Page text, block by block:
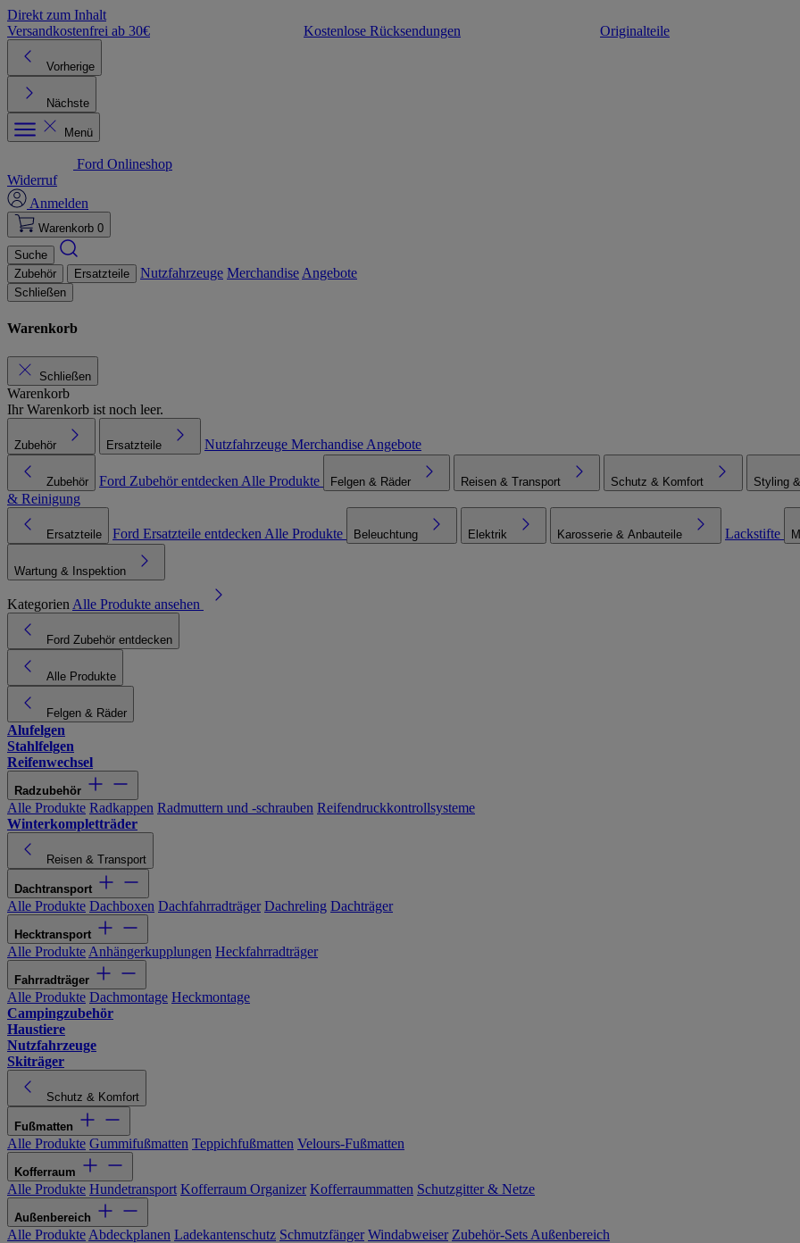
Direkt zum Inhalt
Versandkostenfrei ab 30€
Kostenlose Rücksendungen Originalteile
Vorherige
Nächste
Menü
Ford Onlineshop
Widerruf
Anmelden
Warenkorb 0
Suche
Zubehör
Ersatzteile Nutzfahrzeuge Merchandise Angebote
Schließen
Warenkorb
Schließen
Warenkorb
Ihr Warenkorb ist noch leer.
Zubehör Ersatzteile Nutzfahrzeuge Merchandise Angebote
Zubehör Ford Zubehör entdecken Alle Produkte Felgen & Räder Reisen & Transport Schutz & Komfort Styling
& Reinigung
Ersatzteile Ford Ersatzteile entdecken Alle Produkte Beleuchtung Elektrik Karosserie & Anbauteile Lackstifte
Wartung & Inspektion
Kategorien Alle Produkte ansehen
Ford Zubehör entdecken
Alle Produkte
Felgen & Räder
Alufelgen
Stahlfelgen
Reifenwechsel
Radzubehör
Alle Produkte Radkappen Radmuttern und -schrauben Reifendruckkontrollsysteme
Winterkompletträder
Reisen & Transport
Dachtransport
Alle Produkte Dachboxen Dachfahrradträger Dachreling Dachträger
Hecktransport
Alle Produkte Anhängerkupplungen Heckfahrradträger
Fahrradträger
Alle Produkte Dachmontage Heckmontage
Campingzubehör
Haustiere
Nutzfahrzeuge
Skiträger
Schutz & Komfort
Fußmatten
Alle Produkte Gummifußmatten Teppichfußmatten Velours-Fußmatten
Kofferraum
Alle Produkte Hundetransport Kofferraum Organizer Kofferraummatten Schutzgitter & Netze
Außenbereich
Alle Produkte Abdeckplanen Ladekantenschutz Schmutzfänger Windabweiser Zubehör-Sets Außenbereich